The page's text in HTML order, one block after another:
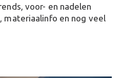
voor- en nadelen
materiaalinfo en nog veel